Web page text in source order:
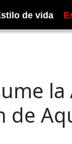
de vida
la
de